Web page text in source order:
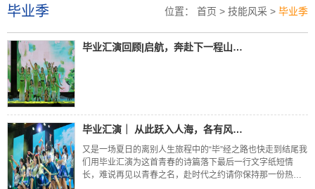
毕业季 位置： 首页 > 技能风采 > 毕业季
毕业汇演回顾|启航，奔赴下一程山海！
毕业汇演｜ 从此跃入人海，各有风雨灿烂
又是一场夏日的离别人生旅程中的“毕”经之路也快走到结尾我
们用毕业汇演为这首青春的诗篇落下最后一行文字纸短情
长，难说再见以青春之名，赴时代之约请你保持那一份热爱